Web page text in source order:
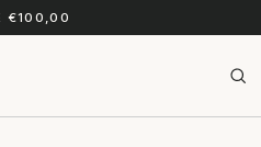
€100,00